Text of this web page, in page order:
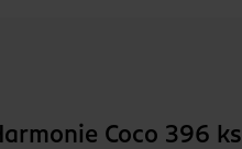
Coco 396 ks